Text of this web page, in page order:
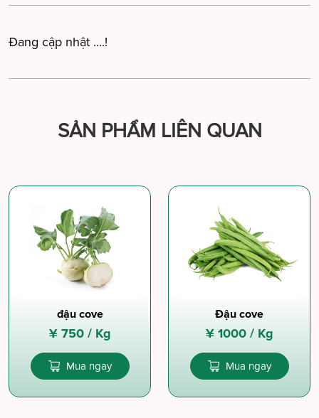
Đang cập nhật ....!
SẢN PHẨM LIÊN QUAN
đậu cove
¥ 750 / Kg
Mua ngay
Đậu cove
¥ 1000 / Kg
Mua ngay